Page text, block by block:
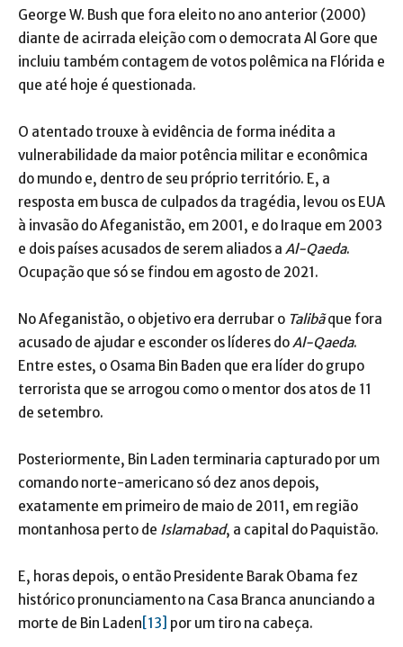
George W. Bush que fora eleito no ano anterior (2000)
diante de acirrada eleição com o democrata Al Gore que
incluiu também contagem de votos polêmica na Flórida e
que até hoje é questionada.
O atentado trouxe à evidência de forma inédita a
vulnerabilidade da maior potência militar e econômica
do mundo e, dentro de seu próprio território. E, a
resposta em busca de culpados da tragédia, levou os EUA
à invasão do Afeganistão, em 2001, e do Iraque em 2003
e dois países acusados de serem aliados a Al-Qaeda.
Ocupação que só se findou em agosto de 2021.
No Afeganistão, o objetivo era derrubar o Talibãque fora
acusado de ajudar e esconder os líderes doAl-Qaeda.
Entre estes, o Osama Bin Baden que era líder do grupo
terrorista que se arrogou como o mentor dos atos de 11
de setembro.
Posteriormente, Bin Laden terminaria capturado por um
comando norte-americano só dez anos depois,
exatamente em primeiro de maio de 2011, em região
montanhosa perto de Islamabad, a capital do Paquistão.
E, horas depois, o então Presidente Barak Obama fez
histórico pronunciamento na Casa Branca anunciando a
morte de Bin Laden [13] por um tiro na cabeça.